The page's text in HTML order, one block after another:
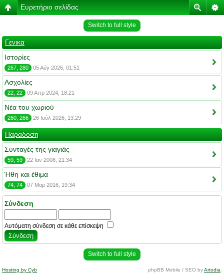
Ευρετήριο σελίδας
Switch to full style
Γενικα
Ιστορίες
267, 280 05 Αύγ 2026, 01:51
Ασχολίες
22, 22 09 Απρ 2024, 18:21
Νέα του χωριού
260, 266 26 Ιούλ 2026, 13:29
Παραδοση
Συνταγές της γιαγιάς
59, 59 22 Ιαν 2008, 21:34
Ήθη και έθιμα
74, 74 07 Μαρ 2016, 19:34
Σύνδεση
Αυτόματη σύνδεση σε κάθε επίσκεψη
Switch to full style
Hosting by Cyb phpBB Mobile / SEO byArtodia